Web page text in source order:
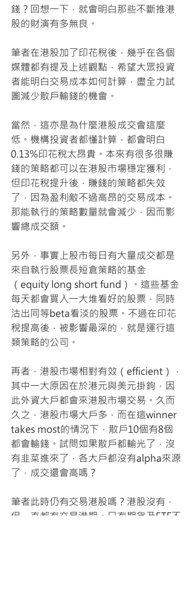
錢？回想一下，就會明白那些不斷推港
股的財演有多無良。
筆者在港股加了印花稅後，幾乎在各個
媒體都有提及上述觀點，希望大眾投資
者能明白交易成本如何計算，盡全力試
圖減少散戶輸錢的機會。
當然，這亦是為什麼港股成交會這麼
低。機構投資者都懂計算，都會明白
0.13%印花稅太昂貴。本來有很多很賺
錢的策略都可以在港股市場穩定獲利，
但印花稅提升後，賺錢的策略都失效
了，因為盈利敵不過高昂的交易成本。
那能執行的策略數量就會減少，因而影
響總成交額。
另外，事實上股市每日有大量成交都是
來自執行股票長短倉策略的基金
（equity long short fund）。這些基金
每天都會買入一大堆看好的股票，同時
沽出同等beta看淡的股票。不過在印花
稅提高後，被影響最深的，就是運行這
類策略的公司。
再者，港股市場相對有效（efficient），
其中一大原因在於港元與美元掛鉤，因
此外資大戶都會來港股市場交易。久而
久之，港股市場大戶多，而在這winner
takes most的情況下，散戶10個有8個
都會輸錢。試問如果散戶都輸光了，沒
有韭菜進來了，各大戶都沒有alpha來源
了，成交還會高嗎？
筆者此時仍有交易港股嗎？港股沒有，
但一直都有交易港期。只有期貨及ETF不